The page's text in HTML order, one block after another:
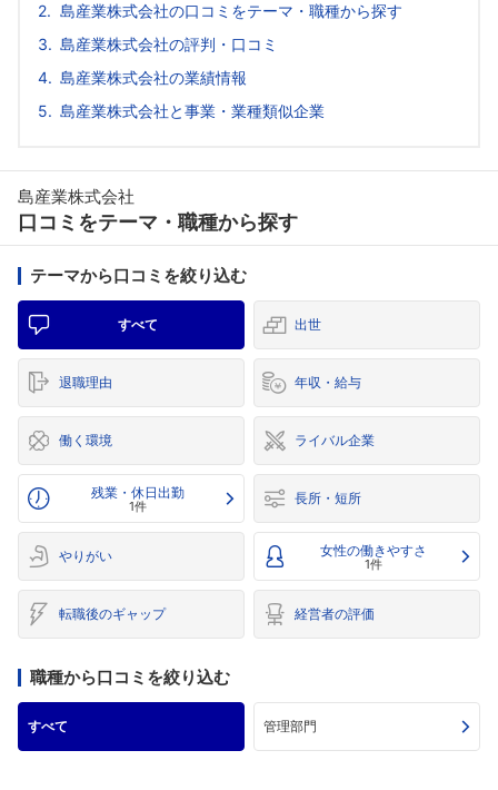
島産業株式会社の口コミをテーマ・職種から探す
島産業株式会社の評判・口コミ
島産業株式会社の業績情報
島産業株式会社と事業・業種類似企業
島産業株式会社
口コミをテーマ・職種から探す
テーマから口コミを絞り込む
すべて 出世
退職理由 年収・給与
働く環境 ライバル企業
残業・休日出勤
1件 長所・短所
やりがい 女性の働きやすさ
1件
転職後のギャップ 経営者の評価
職種から口コミを絞り込む
すべて 管理部門